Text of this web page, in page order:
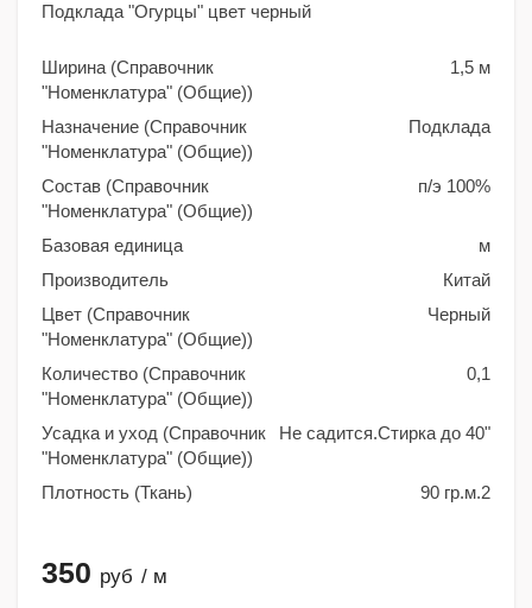
Подклада "Огурцы" цвет черный
Ширина (Справочник
"Номенклатура" (Общие))
1,5 м
Назначение (Справочник
"Номенклатура" (Общие))
Подклада
Состав (Справочник
"Номенклатура" (Общие))
п/э 100%
Базовая единица
м
Производитель
Китай
Цвет (Справочник
"Номенклатура" (Общие))
Черный
Количество (Справочник
"Номенклатура" (Общие))
0,1
Усадка и уход (Справочник
"Номенклатура" (Общие))
Не садится.Стирка до 40"
Плотность (Ткань) 90 гр.м.2
350 руб / м